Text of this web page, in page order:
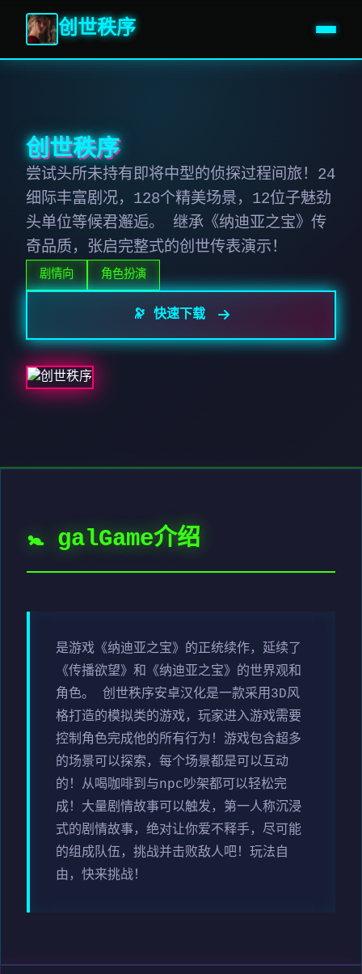
创世秩序
创世秩序
尝试头所未持有即将中型的侦探过程间旅！24
细际丰富剧况，128个精美场景，12位子魅劲
头单位等候君邂逅。 继承《纳迪亚之宝》传
奇品质，张启完整式的创世传表演示！
剧情向 角色扮演
🔭 快速下载
🚼 galGame介绍
是游戏《纳迪亚之宝》的正统续作，延续了
《传播欲望》和《纳迪亚之宝》的世界观和
角色。 创世秩序安卓汉化是一款采用3D风
格打造的模拟类的游戏，玩家进入游戏需要
控制角色完成他的所有行为！游戏包含超多
的场景可以探索，每个场景都是可以互动
的！从喝咖啡到与npc吵架都可以轻松完
成！大量剧情故事可以触发，第一人称沉浸
式的剧情故事，绝对让你爱不释手，尽可能
的组成队伍，挑战并击败敌人吧！玩法自
由，快来挑战！